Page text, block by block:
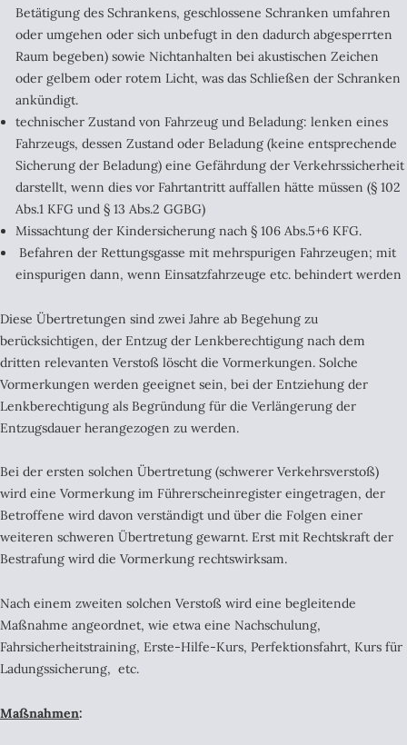
Betätigung des Schrankens, geschlossene Schranken umfahren
oder umgehen oder sich unbefugt in den dadurch abgesperrten
Raum begeben) sowie Nichtanhalten bei akustischen Zeichen
oder gelbem oder rotem Licht, was das Schließen der Schranken
ankündigt.
technischer Zustand von Fahrzeug und Beladung: lenken eines
Fahrzeugs, dessen Zustand oder Beladung (keine entsprechende
Sicherung der Beladung) eine Gefährdung der Verkehrssicherheit
darstellt, wenn dies vor Fahrtantritt auffallen hätte müssen (§ 102
Abs.1 KFG und § 13 Abs.2 GGBG)
Missachtung der Kindersicherung nach § 106 Abs.5+6 KFG.
Befahren der Rettungsgasse mit mehrspurigen Fahrzeugen; mit
einspurigen dann, wenn Einsatzfahrzeuge etc. behindert werden
Diese Übertretungen sind zwei Jahre ab Begehung zu
berücksichtigen, der Entzug der Lenkberechtigung nach dem
dritten relevanten Verstoß löscht die Vormerkungen. Solche
Vormerkungen werden geeignet sein, bei der Entziehung der
Lenkberechtigung als Begründung für die Verlängerung der
Entzugsdauer herangezogen zu werden.
Bei der ersten solchen Übertretung (schwerer Verkehrsverstoß)
wird eine Vormerkung im Führerscheinregister eingetragen, der
Betroffene wird davon verständigt und über die Folgen einer
weiteren schweren Übertretung gewarnt. Erst mit Rechtskraft der
Bestrafung wird die Vormerkung rechtswirksam.
Nach einem zweiten solchen Verstoß wird eine begleitende
Maßnahme angeordnet, wie etwa eine Nachschulung,
Fahrsicherheitstraining, Erste-Hilfe-Kurs, Perfektionsfahrt, Kurs für
Ladungssicherung, etc.
Maßnahmen: